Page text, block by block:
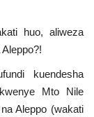
huo, aliweza
kuendesha
Mto Nile
Aleppo (wakati